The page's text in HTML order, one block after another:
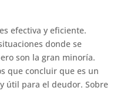
efectiva y eficiente.
donde se
son la gran minoría.
que concluir que es un
útil para el deudor. Sobre